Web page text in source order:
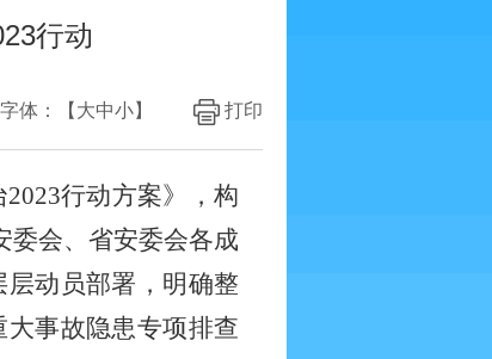
行动
打印
字体：【 大中小】
行动方案》，构
委会、省安委会各成
动员部署，明确整
事故隐患专项排查